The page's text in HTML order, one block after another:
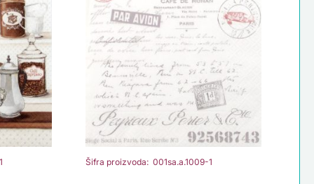
Šifra proizvoda: 001sa.a.1009-1
količina